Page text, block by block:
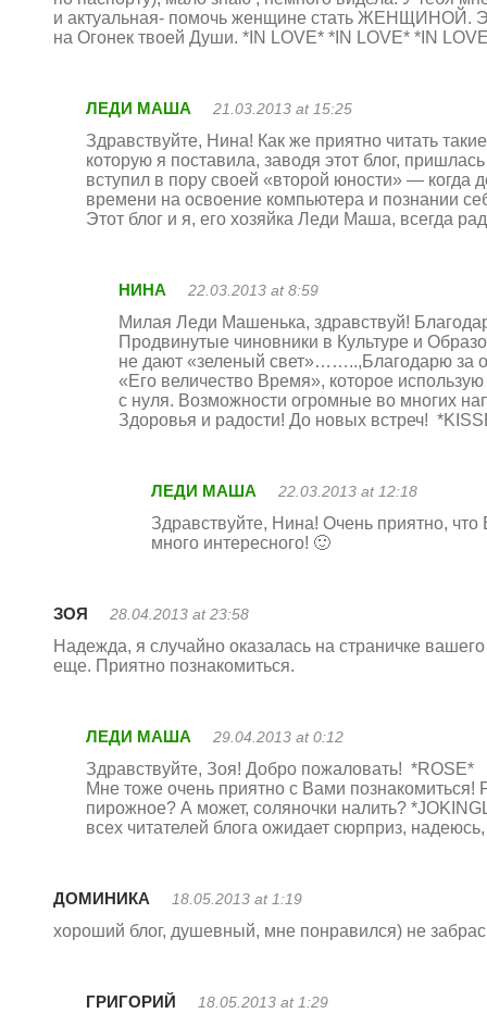
и актуальная- помочь женщине стать ЖЕНЩИНОЙ.
на Огонек твоей Души. *IN LOVE* *IN LOVE* *IN
ЛЕДИ МАША 21.03.2013 at 15:25
Здравствуйте, Нина! Как же приятно читать
которую я поставила, заводя этот блог,
вступил в пору своей «второй юности» — когда
времени на освоение компьютера и познании
Этот блог и я, его хозяйка Леди Маша, всегда
НИНА 22.03.2013 at 8:59
Милая Леди Машенька, здравствуй!
Продвинутые чиновники в Культуре и
не дают «зеленый свет»……..,Благодарю за
«Его величество Время», которое
с нуля. Возможности огромные во многих
Здоровья и радости! До новых встреч!
ЛЕДИ МАША 22.03.2013 at 12:18
Здравствуйте, Нина! Очень приятно,
много интересного! 🙂
ЗОЯ 28.04.2013 at 23:58
Надежда, я случайно оказалась на страничке
еще. Приятно познакомиться.
ЛЕДИ МАША 29.04.2013 at 0:12
Здравствуйте, Зоя! Добро пожаловать! *ROSE*
Мне тоже очень приятно с Вами познакомиться!
пирожное? А может, соляночки налить?
всех читателей блога ожидает сюрприз,
ДОМИНИКА 18.05.2013 at 1:19
хороший блог, душевный, мне понравился) не
ГРИГОРИЙ 18.05.2013 at 1:29